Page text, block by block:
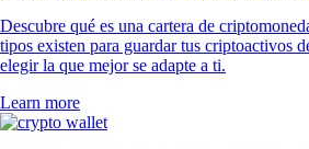
Descubre qué es una cartera de
tipos existen para guardar tus criptoactivos
elegir la que mejor se adapte a ti.
Learn more